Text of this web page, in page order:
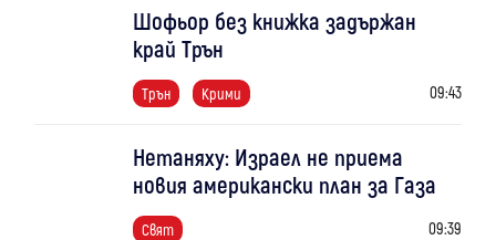
Шофьор без книжка задържан
край Трън
Трън Крими 09:43
Нетаняху: Израел не приема
новия американски план за Газа
Свят 09:39